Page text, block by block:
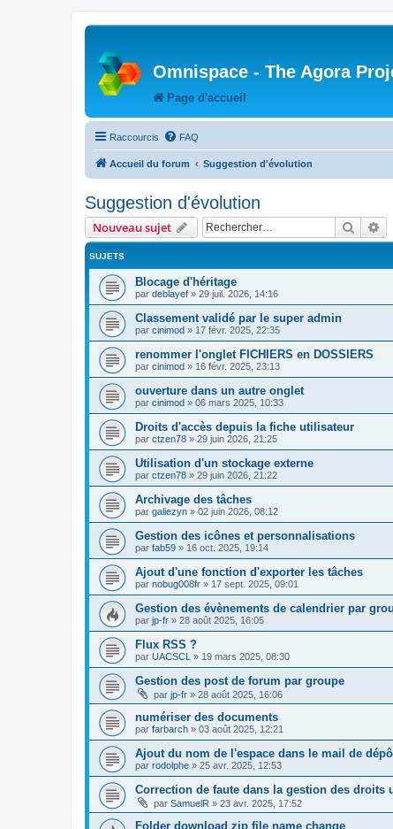
Omnispace - The Agora
Page d'accueil
Raccourcis FAQ
Accueil du forum Suggestion d'évolution
Suggestion d'évolution
Nouveau sujet
SUJETS
Blocage d'héritage
par deblayef » 29 juil. 2026, 14:16
Classement validé par le super admin
par cinimod » 17 févr. 2025, 22:35
renommer l'onglet FICHIERS en DOSSIERS
par cinimod » 16 févr. 2025, 23:13
ouverture dans un autre onglet
par cinimod » 06 mars 2025, 10:33
Droits d'accès depuis la fiche utilisateur
par ctzen78 » 29 juin 2026, 21:25
Utilisation d'un stockage externe
par ctzen78 » 29 juin 2026, 21:22
Archivage des tâches
par galiezyn » 02 juin 2026, 08:12
Gestion des icônes et personnalisations
par fab59 » 16 oct. 2025, 19:14
Ajout d'une fonction d'exporter les tâches
par nobug008fr » 17 sept. 2025, 09:01
Gestion des évènements de calendrier par
par jp-fr » 28 août 2025, 16:05
Flux RSS ?
par UACSCL » 19 mars 2025, 08:30
Gestion des post de forum par groupe
par jp-fr » 28 août 2025, 16:06
numériser des documents
par farbarch » 03 août 2025, 12:21
Ajout du nom de l'espace dans le mail de
par rodolphe » 25 avr. 2025, 12:53
Correction de faute dans la gestion des droits
par SamuelR » 23 avr. 2025, 17:52
Folder download zip file name change